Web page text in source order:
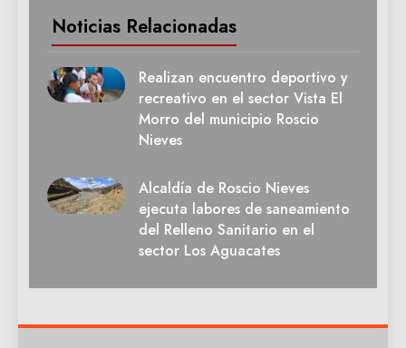
Noticias Relacionadas
Realizan encuentro deportivo y
recreativo en el sector Vista El
Morro del municipio Roscio
Nieves
Alcaldía de Roscio Nieves
ejecuta labores de saneamiento
del Relleno Sanitario en el
sector Los Aguacates